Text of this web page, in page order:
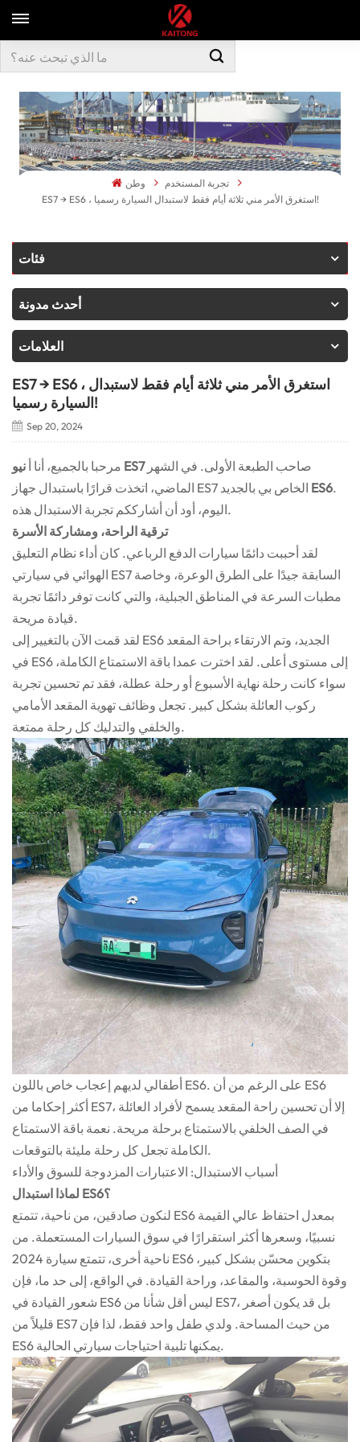
وطن
تجربة المستخدم
ES7 → ES6 ، استغرق الأمر مني ثلاثة أيام فقط لاستبدال السيارة رسميا!
فئات
أحدث مدونة
العلامات
ES7 → ES6 ، استغرق الأمر مني ثلاثة أيام فقط لاستبدال
السيارة رسميا!
Sep 20, 2024
مرحبا بالجميع، أنا أ نيو ES7صاحب الطبعة الأولى. في الشهر
ES6.
اليوم، أود أن أشارككم تجربة الاستبدال هذه.
ترقية الراحة، ومشاركة الأسرة
لقد أحببت دائمًا سيارات الدفع الرباعي. كان أداء نظام التعليق
الهوائي في سيارتي ES7 السابقة جيدًا على الطرق الوعرة، وخاصة
مطبات السرعة في المناطق الجبلية، والتي كانت توفر دائمًا تجربة
قيادة مريحة.
لقد قمت الآن بالتغيير إلى ES6 الجديد، وتم الارتقاء براحة المقعد
في ES6 إلى مستوى أعلى. لقد اخترت عمدا باقة الاستمتاع الكاملة،
سواء كانت رحلة نهاية الأسبوع أو رحلة عطلة، فقد تم تحسين تجربة
ركوب العائلة بشكل كبير. تجعل وظائف تهوية المقعد الأمامي
والخلفي والتدليك كل رحلة ممتعة.
أطفالي لديهم إعجاب خاص باللون ES6. على الرغم من أن ES6
أكثر إحكاما من ES7، إلا أن تحسين راحة المقعد يسمح لأفراد العائلة
في الصف الخلفي بالاستمتاع برحلة مريحة. نعمة باقة الاستمتاع
الكاملة تجعل كل رحلة مليئة بالتوقعات.
أسباب الاستبدال: الاعتبارات المزدوجة للسوق والأداء
لماذا استبدال ES6؟
لنكون صادقين، من ناحية، تتمتع ES6 بمعدل احتفاظ عالي القيمة
نسبيًا، وسعرها أكثر استقرارًا في سوق السيارات المستعملة. من
ناحية أخرى، تتمتع سيارة 2024 ES6 بتكوين محسّن بشكل كبير،
وقوة الحوسبة، والمقاعد، وراحة القيادة. في الواقع، إلى حد ما، فإن
شعور القيادة في ES6 ليس أقل شأنا من ES7، بل قد يكون أصغر
قليلاً من ES7 من حيث المساحة. ولدي طفل واحد فقط، لذا فإن
ES6 يمكنها تلبية احتياجات سيارتي الحالية.